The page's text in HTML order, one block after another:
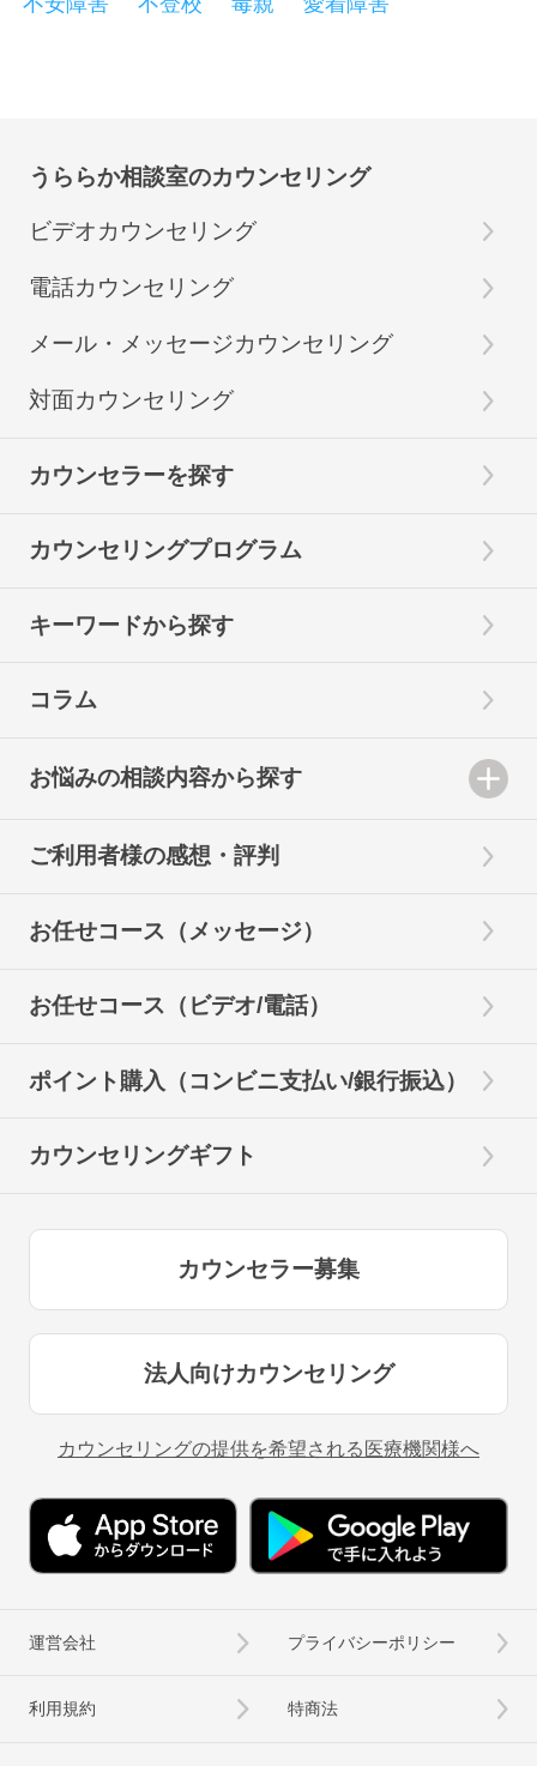
うららか相談室のカウンセリング
ビデオカウンセリング
電話カウンセリング
メール・メッセージカウンセリング
対面カウンセリング
カウンセラーを探す
カウンセリングプログラム
キーワードから探す
コラム
お悩みの相談内容から探す
ご利用者様の感想・評判
お任せコース（メッセージ）
お任せコース（ビデオ/電話）
ポイント購入（コンビニ支払い/銀行振込）
カウンセリングギフト
カウンセラー募集
法人向けカウンセリング
カウンセリングの提供を希望される医療機関様へ
運営会社 プライバシーポリシー
利用規約 特商法